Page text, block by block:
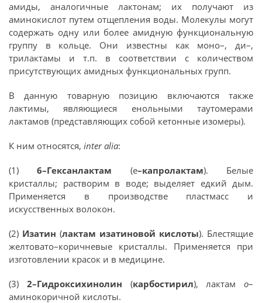
амиды, аналогичные лактонам; их получают из
аминокислот путем отщепления воды. Молекулы могут
содержать одну или более амидную функциональную
группу в кольце. Они известны как моно–, ди–,
трилактамы и т.п. в соответствии с количеством
присутствующих амидных функциональных групп.
В данную товарную позицию включаются также
лактимы, являющиеся енольными таутомерами
лактамов (представляющих собой кетонные изомеры).
К ним относятся, inter alia:
(1)6–Гексанлактам (е–капролактам). Белые
кристаллы; растворим в воде; выделяет едкий дым.
Применяется в производстве пластмасс и
искусственных волокон.
(2) Изатин (лактам изатиновой кислоты). Блестящие
желтовато–коричневые кристаллы. Применяется при
изготовлении красок и в медицине.
(3) 2–Гидроксихинолин (карбостирил), лактам o–
аминокоричной кислоты.